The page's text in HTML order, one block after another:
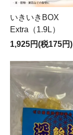
いきいきBOX
Extra（1.9L）
1,925円(税175円)